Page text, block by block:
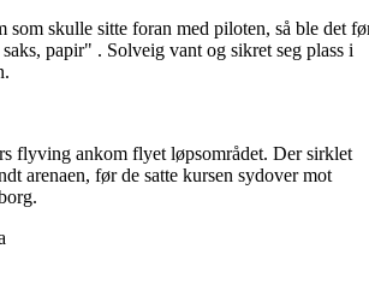
som skulle sitte foran med piloten, så ble det
papir" . Solveig vant og sikret seg plass i
flyving ankom flyet løpsområdet. Der sirklet
arenaen, før de satte kursen sydover mot